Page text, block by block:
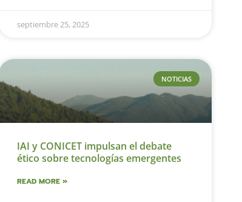
septiembre 25, 2025
NOTICIAS
IAI y CONICET impulsan el debate
ético sobre tecnologías emergentes
READ MORE »